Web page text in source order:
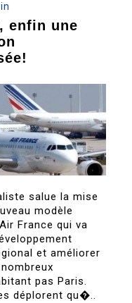
enfin une
salue la mise
modèle
France qui va
et améliorer
pas Paris.
déplorent qu�..